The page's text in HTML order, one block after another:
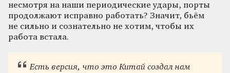
несмотря на наши периодические удары, порты
продолжают исправно работать? Значит, бьём
не сильно и сознательно не хотим, чтобы их
работа встала.
Есть версия, что это Китай создал нам